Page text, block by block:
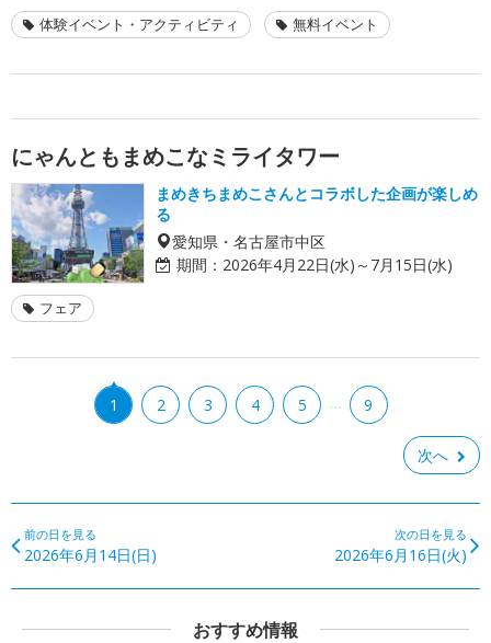
体験イベント・アクティビティ 無料イベント
にゃんともまめこなミライタワー
まめきちまめこさんとコラボした企画が楽しめ
る
愛知県・名古屋市中区
期間： 2026年4月22日(水)～7月15日(水)
フェア
1 2 3 4 5 … 9
次へ
前の日を見る
2026年6月14日(日)
次の日を見る
2026年6月16日(火)
おすすめ情報